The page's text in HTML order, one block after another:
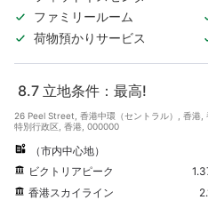
ファミリールーム
荷物預かりサービス
8.7 立地条件：最高!
26 Peel Street, 香港中環（セントラル）, 香港,
特別行政区, 香港, 000000
（市内中心地）
ビクトリアピーク
香港スカイライン